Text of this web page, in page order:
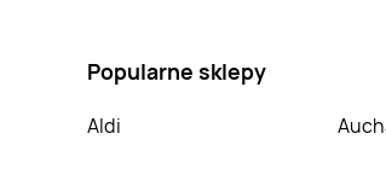
Popularne sklepy
Aldi